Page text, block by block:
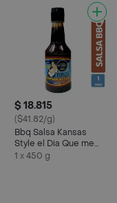
$ 18.815
($41.82/g)
Bbq Salsa Kansas
Style el Dia Que me
Quieras
1 x 450 g